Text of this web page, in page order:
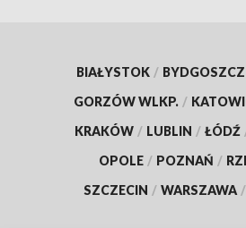
BIAŁYSTOK / BYDGOSZCZ
GORZÓW WLKP. /
KRAKÓW / LUBLIN / ŁÓDŹ
OPOLE / POZNAŃ /
SZCZECIN / WARSZAWA /